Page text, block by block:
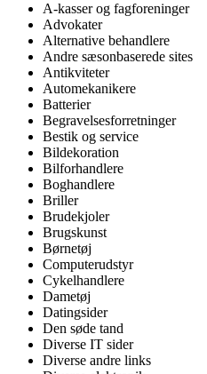
A-kasser og fagforeninger
Advokater
Alternative behandlere
Andre sæsonbaserede sites
Antikviteter
Automekanikere
Batterier
Begravelsesforretninger
Bestik og service
Bildekoration
Bilforhandlere
Boghandlere
Briller
Brudekjoler
Brugskunst
Børnetøj
Computerudstyr
Cykelhandlere
Dametøj
Datingsider
Den søde tand
Diverse IT sider
Diverse andre links